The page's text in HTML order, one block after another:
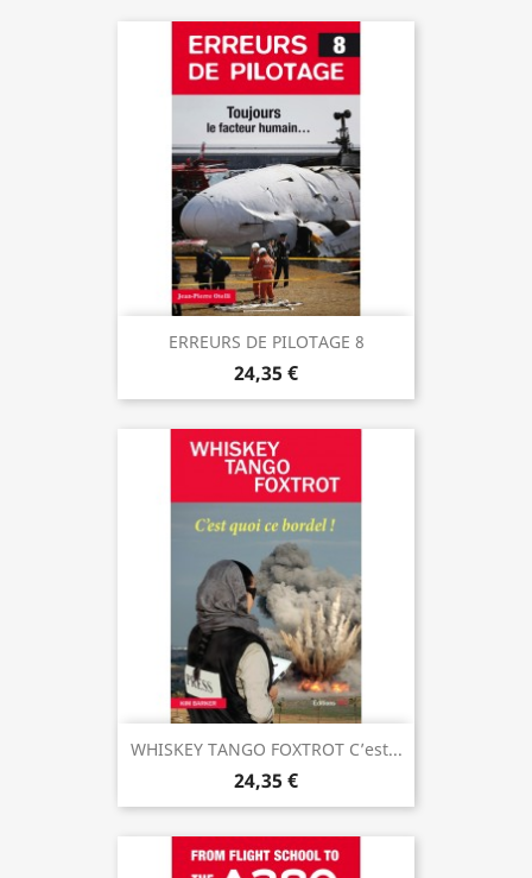
ERREURS DE PILOTAGE 8
24,35 €
WHISKEY TANGO FOXTROT C’est...
24,35 €